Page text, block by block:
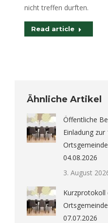
nicht treffen durften.
Read article
Ähnliche Artikel
Öffentliche
Einladung zur
04.08.2026
3. August
Kurzprotokoll
07.07.2026